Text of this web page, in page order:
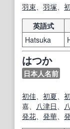
羽束 羽塚 初
英語式
Hatsuka
はつか
日本人名前
初佳 初夏
嘉、 八津日 八
発花 発華 発